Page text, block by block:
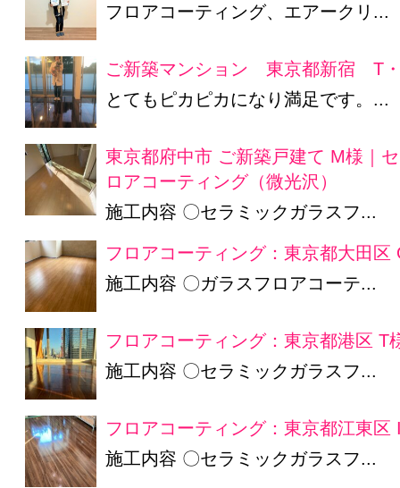
フロアコーティング、エアークリ...
ご新築マンション 東京都新宿 T
とてもピカピカになり満足です。...
東京都府中市 ご新築戸建て M様｜
ロアコーティング（微光沢）
施工内容 〇セラミックガラスフ...
フロアコーティング：東京都大田区
施工内容 〇ガラスフロアコーテ...
フロアコーティング：東京都港区 T
施工内容 〇セラミックガラスフ...
フロアコーティング：東京都江東区
施工内容 〇セラミックガラスフ...